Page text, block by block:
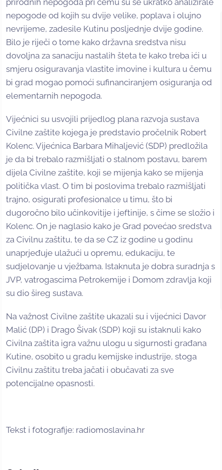
nepogode od kojih su dvije velike, poplava i olujno
nevrijeme, zadesile Kutinu posljednje dvije godine.
Bilo je riječi o tome kako državna sredstva nisu
dovoljna za sanaciju nastalih šteta te kako treba ići u
smjeru osiguravanja vlastite imovine i kultura u čemu
bi grad mogao pomoći sufinanciranjem osiguranja od
elementarnih nepogoda.
Vijećnici su usvojili prijedlog plana razvoja sustava
Civilne zaštite kojega je predstavio pročelnik Robert
Kolenc. Vijećnica Barbara Mihaljević (SDP) predložila
je da bi trebalo razmišljati o stalnom postavu, barem
dijela Civilne zaštite, koji se mijenja kako se mijenja
politička vlast. O tim bi poslovima trebalo razmišljati
trajno, osigurati profesionalce u timu, što bi
dugoročno bilo učinkovitije i jeftinije, s čime se složio i
Kolenc. On je naglasio kako je Grad povećao sredstva
za Civilnu zaštitu, te da se CZ iz godine u godinu
unaprjeđuje ulažući u opremu, edukaciju, te
sudjelovanje u vježbama. Istaknuta je dobra suradnja s
JVP, vatrogascima Petrokemije i Domom zdravlja koji
su dio šireg sustava.
Na važnost Civilne zaštite ukazali su i vijećnici Davor
Malić (DP) i Drago Šivak (SDP) koji su istaknuli kako
Civilna zaštita igra važnu ulogu u sigurnosti građana
Kutine, osobito u gradu kemijske industrije, stoga
Civilnu zaštitu treba jačati i obučavati za sve
potencijalne opasnosti.
Tekst i fotografije: radiomoslavina.hr